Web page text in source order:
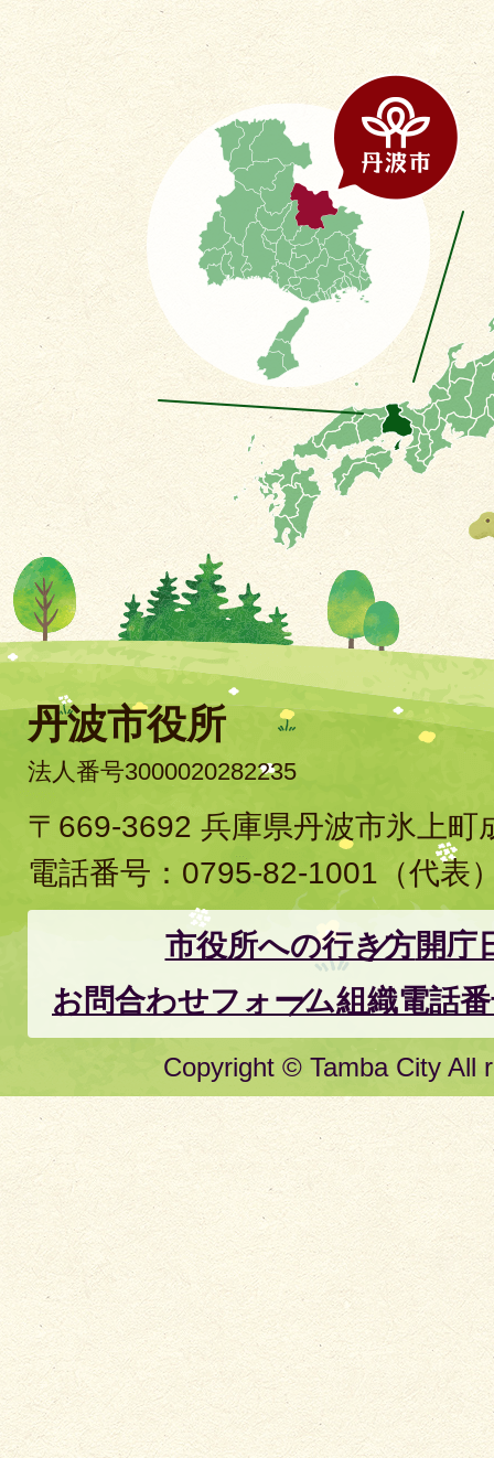
丹波市役所
法人番号3000020282235
〒669-3692 兵庫県丹波市氷上町
電話番号： 0795-82-1001 （代表
市役所への行き方開庁
お問合わせフォーム組織電話
Copyright © Tamba City All